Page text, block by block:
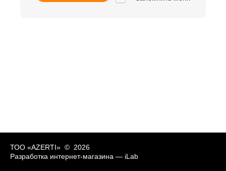
ТОО «AZERTI» © 2026
Разработка интернет-магазина — iLab